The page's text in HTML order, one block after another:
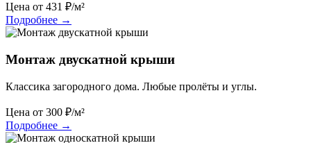
Цена от 431 ₽/м²
Подробнее →
Монтаж двускатной крыши
Классика загородного дома. Любые пролёты и углы.
Цена от 300 ₽/м²
Подробнее →